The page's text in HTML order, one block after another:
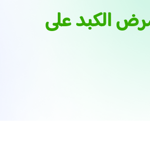
الكبد على